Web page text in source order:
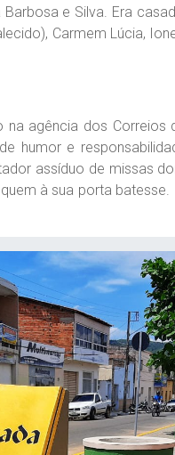
e Silva. Era
Carmem Lúcia,
agência dos Correios
humor e
assíduo de missas
à sua porta